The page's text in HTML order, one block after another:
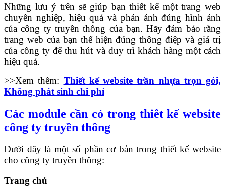
Những lưu ý trên sẽ giúp bạn thiết kế một trang web
chuyên nghiệp, hiệu quả và phản ánh đúng hình ảnh
của công ty truyền thông của bạn. Hãy đảm bảo rằng
trang web của bạn thể hiện đúng thông điệp và giá trị
của công ty để thu hút và duy trì khách hàng một cách
hiệu quả.
>>Xem thêm: Thiết kế website trần nhựa trọn gói,
Không phát sinh chi phí
Các module cần có trong thiêt kế website
công ty truyền thông
Dưới đây là một số phần cơ bản trong thiết kế website
cho công ty truyền thông:
Trang chủ